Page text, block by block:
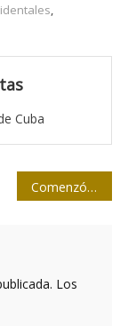
,
Cuba
Comenzó reunión de mandatarios de la V Cumbre de la CELAC
Los